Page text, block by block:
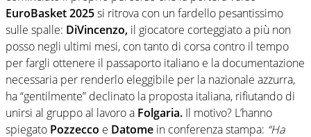
EuroBasket 2025si ritrova con un fardello pesantissimo
sulle spalle: DiVincenzo, il giocatore corteggiato a più non
posso negli ultimi mesi, con tanto di corsa contro il tempo
per fargli ottenere il passaporto italiano e la documentazione
necessaria per renderlo eleggibile per la nazionale azzurra,
ha “gentilmente” declinato la proposta italiana, rifiutando di
unirsi al gruppo al lavoro a Folgaria. Il motivo? L’hanno
spiegato Pozzecco e Datome in conferenza stampa: “Ha